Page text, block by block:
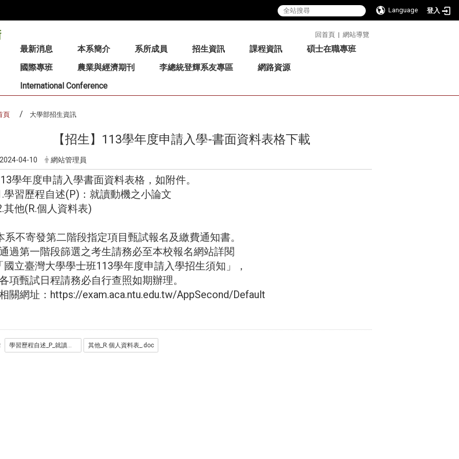
Language 登入
回首頁 | 網站導覽
最新消息 本系簡介 系所成員 招生資訊 課程資訊
碩士在職專班
國際專班
農業與經濟期刊 李總統登輝系友專區
網路資源
International Conference
頁 大學部招生資訊
【招生】113學年度申請入學-書面資料表格下載
2024-04-10 網站管理員
學年度申請入學書面資料表格，如附件。
學習歷程自述(P)：就讀動機之小論文
其他(R.個人資料表)
系不寄發第二階段指定項目甄試報名及繳費通知書。
過第一階段篩選之考生請務必至本校報名網站詳閱
國立臺灣大學學士班113學年度申請入學招生須知」，
項甄試日程請務必自行查照如期辦理。
關網址：https://exam.aca.ntu.edu.tw/AppSecond/Default
學習歷程自述_P_就讀動機-小論文.doc 其他_R.個人資料表_.doc